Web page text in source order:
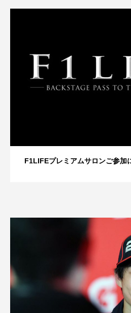
F1LIFEプレミアムサロンご参加